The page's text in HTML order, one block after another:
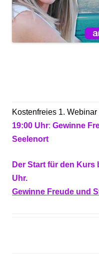
Kostenfreies 1. Webinar
19:00 Uhr: Gewinne
Seelenort
Der Start für den Kurs
Uhr.
Gewinne Freude und